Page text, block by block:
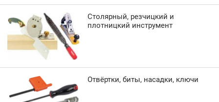
Столярный, резчицкий и
плотницкий инструмент
Отвёртки, биты, насадки, ключи